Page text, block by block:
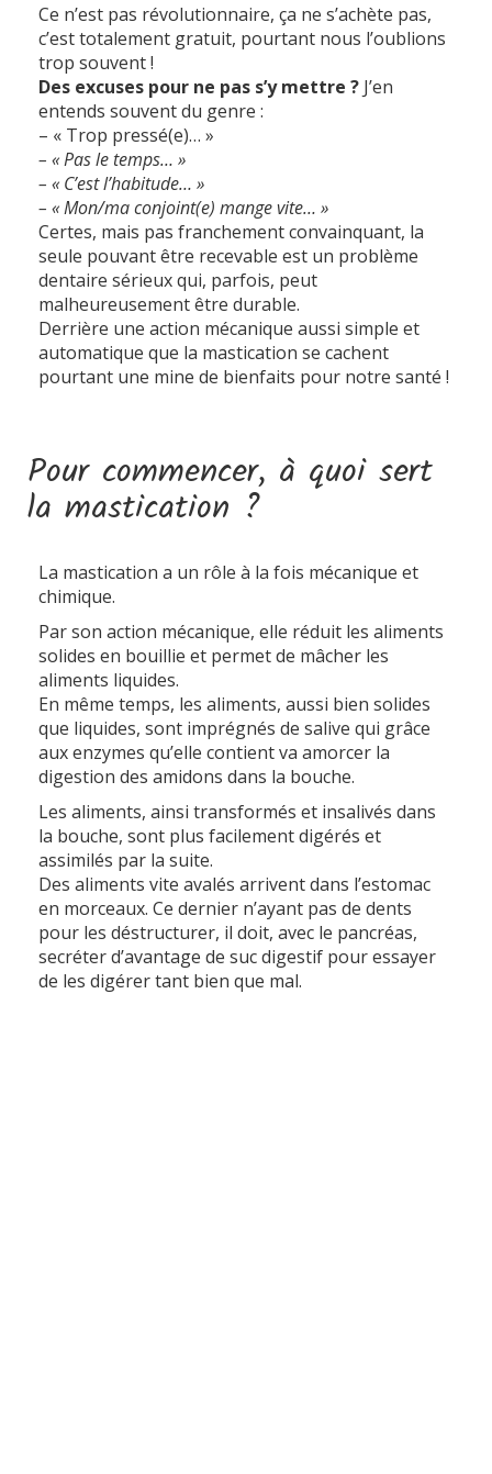
Ce n’est pas révolutionnaire, ça ne s’achète pas,
c’est totalement gratuit, pourtant nous l’oublions
trop souvent !
Des excuses pour ne pas s’y mettre ? J’en
entends souvent du genre :
– « Trop pressé(e)… »
– « Pas le temps… »
– « C’est l’habitude… »
– « Mon/ma conjoint(e) mange vite… »
Certes, mais pas franchement convainquant, la
seule pouvant être recevable est un problème
dentaire sérieux qui, parfois, peut
malheureusement être durable.
Derrière une action mécanique aussi simple et
automatique que la mastication se cachent
pourtant une mine de bienfaits pour notre santé !
Pour commencer, à quoi sert
la mastication ?
La mastication a un rôle à la fois mécanique et
chimique.
Par son action mécanique, elle réduit les aliments
solides en bouillie et permet de mâcher les
aliments liquides.
En même temps, les aliments, aussi bien solides
que liquides, sont imprégnés de salive qui grâce
aux enzymes qu’elle contient va amorcer la
digestion des amidons dans la bouche.
Les aliments, ainsi transformés et insalivés dans
la bouche, sont plus facilement digérés et
assimilés par la suite.
Des aliments vite avalés arrivent dans l’estomac
en morceaux. Ce dernier n’ayant pas de dents
pour les déstructurer, il doit, avec le pancréas,
secréter d’avantage de suc digestif pour essayer
de les digérer tant bien que mal.